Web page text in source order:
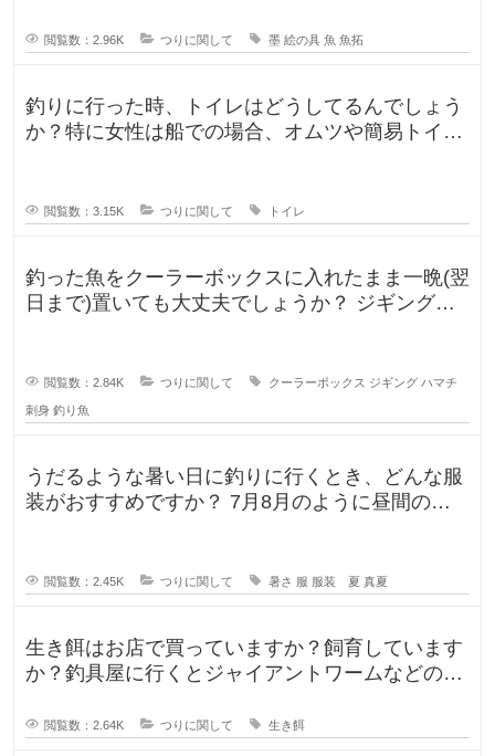
閲覧数：2.96K つりに関して 墨 絵の具 魚 魚拓
釣りに行った時、トイレはどうしてるんでしょう
か？特に女性は船での場合、オムツや簡易トイレ
閲覧数：3.15K つりに関して トイレ
釣った魚をクーラーボックスに入れたまま一晩(翌
日まで)置いても大丈夫でしょうか？ ジギングに
閲覧数：2.84K つりに関して クーラーボックス ジギング ハマチ
刺身 釣り魚
うだるような暑い日に釣りに行くとき、どんな服
装がおすすめですか？ 7月8月のように昼間の気
閲覧数：2.45K つりに関して 暑さ 服 服装 夏 真夏
生き餌はお店で買っていますか？飼育しています
か？釣具屋に行くとジャイアントワームなどの生
閲覧数：2.64K つりに関して 生き餌